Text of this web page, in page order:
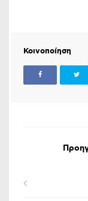
Κοινοποίηση